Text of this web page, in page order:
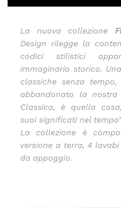
La nuova collezione
Design rilegge la
codici stilistici
immaginario storico.
classiche senza
abbandonato la nostra
Classica, è quella
suoi significati nel
La collezione è
versione a terra, 4
da appoggio.